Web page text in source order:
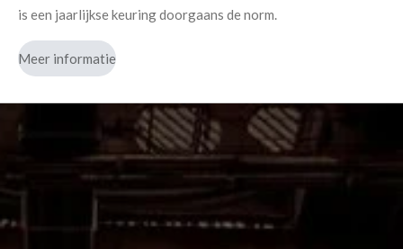
is een jaarlijkse keuring doorgaans de norm.
Meer informatie